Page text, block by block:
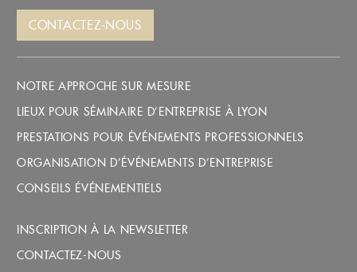
CONTACTEZ-NOUS
NOTRE APPROCHE SUR MESURE
LIEUX POUR SÉMINAIRE D’ENTREPRISE À LYON
PRESTATIONS POUR ÉVÉNEMENTS PROFESSIONNELS
ORGANISATION D’ÉVÉNEMENTS D’ENTREPRISE
CONSEILS ÉVÉNEMENTIELS
INSCRIPTION À LA NEWSLETTER
CONTACTEZ-NOUS